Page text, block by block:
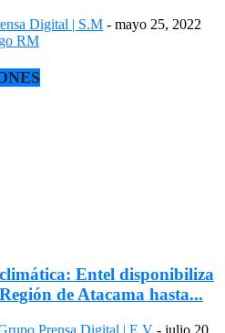
Digital | S.M - mayo 25, 2022
Entel disponibiliza
de Atacama hasta...